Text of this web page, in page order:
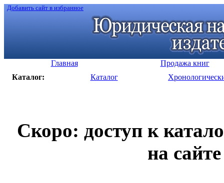
Добавить сайт в избранное
Главная
Продажа книг
Каталог:
Каталог
Скоро: доступ к
на